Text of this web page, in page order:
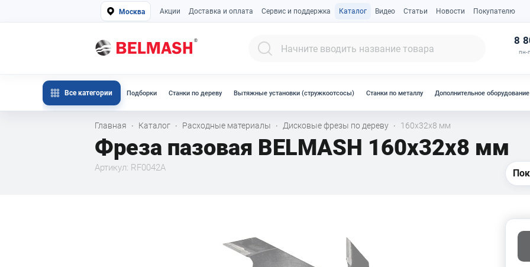
Москва Акции Доставка и оплата Сервис и поддержка Каталог Видео Статьи Новости Покупателю
8
пн-
Все категории Подборки Станки по дереву Вытяжные установки (стружкоотсосы) Станки по металлу Дополнительное оборудование
Главная · Каталог · Расходные материалы · Дисковые фрезы по дереву · 160х32х8 мм
Фреза пазовая BELMASH 160х32х8 мм
Артикул: RF0042A